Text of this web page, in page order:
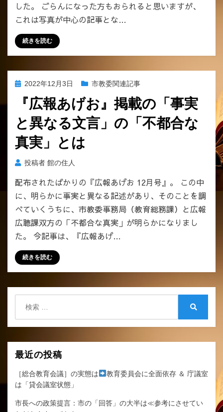
し
て
隠
る
～
市
HP〖ト
ピ
事〗
を
検
証
の
した。 ごらんになった方もおられると思いますが、
これは写真が中心の記事とな…
続きを読む
投 2022年12月3日 市教委関連記事
『広報あげお』掲載の「事実
と異なる文言」の「不都合な
真実」とは
投稿者 館の住人
配布されたばかりの『広報あげお 12月号』。 この中
に、明らかに事実と異なる記述があり、そのことを調
べていくうちに、市教委事務局（教育総務課）と広報
広聴課双方の「不都合な真実」が明らかになりまし
た。 今記事は、『広報あげ…
続きを読む
最近の投稿
［総合教育会議］の実態は
教育委員会に全面依存 ＆ 庁議室
は「貸会議室状態」
市長への政策提言：市の「回答」の大半は≪参考にさせてい